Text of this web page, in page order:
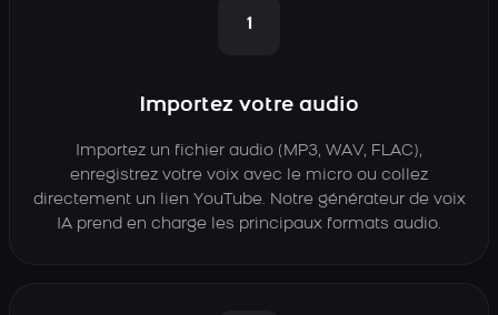
1
Importez votre audio
Importez un fichier audio (MP3, WAV, FLAC),
enregistrez votre voix avec le micro ou collez
directement un lien YouTube. Notre générateur de voix
IA prend en charge les principaux formats audio.